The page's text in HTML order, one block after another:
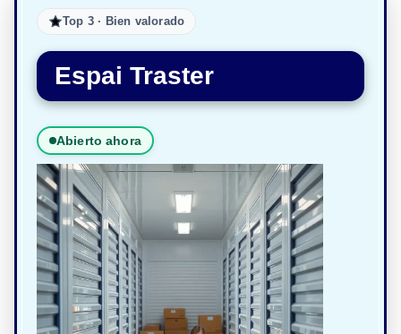
Top 3 · Bien valorado
Espai Traster
Abierto ahora